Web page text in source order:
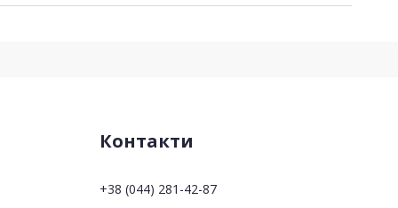
Контакти
+38 (044) 281-42-87